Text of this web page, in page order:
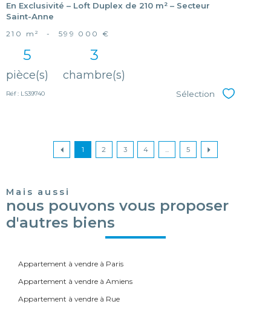
En Exclusivité – Loft Duplex de 210 m² – Secteur
Saint-Anne
210 m² - 599 000 €
5
pièce(s)
3
chambre(s)
Réf : LS39740 Sélection Sélectionner
1 2 3 4 ... 5
Mais aussi
nous pouvons vous proposer
d'autres biens
Appartement à vendre à Paris
Appartement à vendre à Amiens
Appartement à vendre à Rue